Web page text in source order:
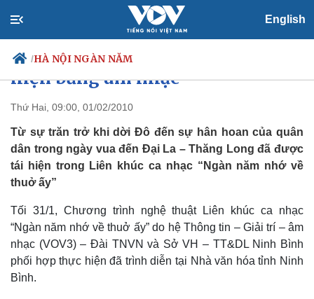
English
/HÀ NỘI NGÀN NĂM
Chính trị
Đảng
Tổ chức nhân sự
Quốc hội
Xã hội
Tin 24h
Dự báo thời tiết
Việc làm
Biển đảo
Hào khí Ngày dời Đô được thể
hiện bằng âm nhạc
Thứ Hai, 09:00, 01/02/2010
Từ sự trăn trở khi dời Đô đến sự hân hoan của quân
dân trong ngày vua đến Đại La – Thăng Long đã được
tái hiện trong Liên khúc ca nhạc “Ngàn năm nhớ về
thuở ấy”
Tối 31/1, Chương trình nghệ thuật Liên khúc ca nhạc
“Ngàn năm nhớ về thuở ấy” do hệ Thông tin – Giải trí – âm
nhạc (VOV3) – Đài TNVN và Sở VH – TT&DL Ninh Bình
phối hợp thực hiện đã trình diễn tại Nhà văn hóa tỉnh Ninh
Bình.